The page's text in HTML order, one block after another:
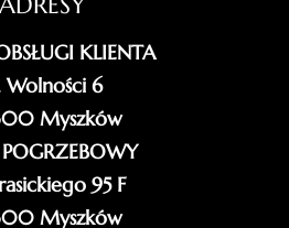
KLIENTA
Wolności 6
Myszków
95 F
Myszków